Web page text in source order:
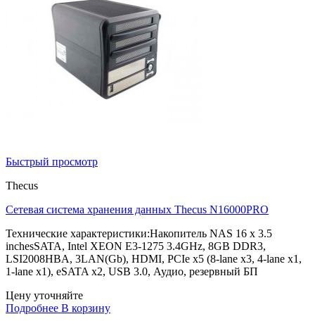
Быстрый просмотр
Thecus
Сетевая система хранения данных Thecus N16000PRO
Технические характеристики:Накопитель NAS 16 x 3.5
inchesSATA, Intel XEON E3-1275 3.4GHz, 8GB DDR3,
LSI2008HBA, 3LAN(Gb), HDMI, PCIe x5 (8-lane x3, 4-lane x1,
1-lane x1), eSATA x2, USB 3.0, Аудио, резервный БП
Цену уточняйте
Подробнее В корзину